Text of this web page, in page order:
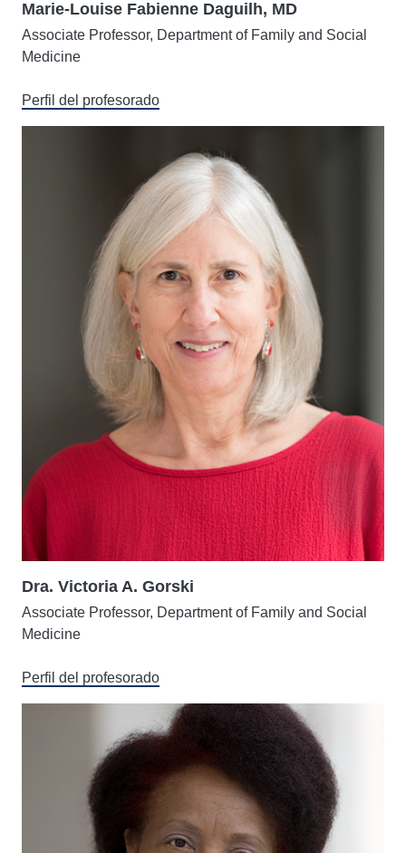
Marie-Louise Fabienne Daguilh, MD
Associate Professor, Department of Family and Social
Medicine
Perfil del profesorado
Dra. Victoria A. Gorski
Associate Professor, Department of Family and Social
Medicine
Perfil del profesorado